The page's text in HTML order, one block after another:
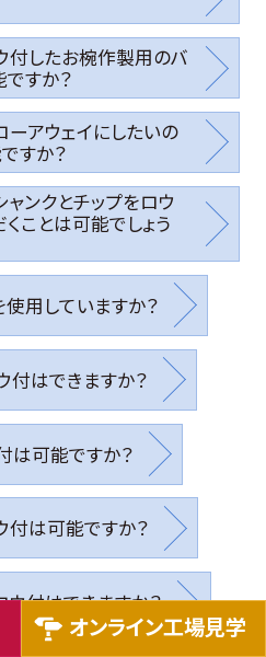
付したお椀作製用のバ
すか？
アウェイにしたいの
すか？
ンクとチップをロウ
ことは可能でしょう
用していますか？
付はできますか？
は可能ですか？
付は可能ですか？
ウ付はできますか？
オンライン工場見学